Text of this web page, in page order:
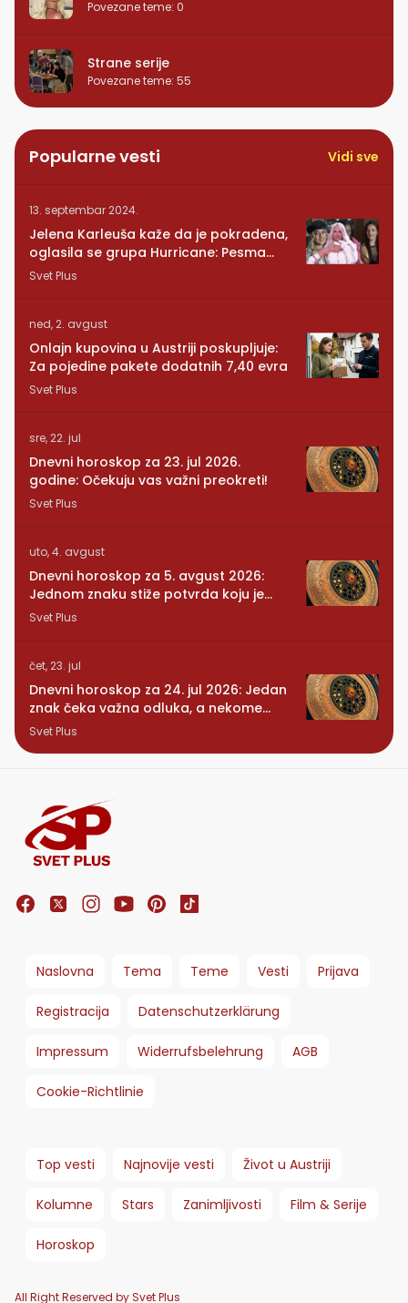
Povezane teme: 0
Strane serije
Povezane teme: 55
Popularne vesti Vidi sve
13. septembar 2024.
Jelena Karleuša kaže da je pokradena,
oglasila se grupa Hurricane: Pesma
RUNDE je naša!
Svet Plus
ned, 2. avgust
Onlajn kupovina u Austriji poskupljuje:
Za pojedine pakete dodatnih 7,40 evra
Svet Plus
sre, 22. jul
Dnevni horoskop za 23. jul 2026.
godine: Očekuju vas važni preokreti!
Svet Plus
uto, 4. avgust
Dnevni horoskop za 5. avgust 2026:
Jednom znaku stiže potvrda koju je
dugo čekao
Svet Plus
čet, 23. jul
Dnevni horoskop za 24. jul 2026: Jedan
znak čeka važna odluka, a nekome
stiže iznenađenje
Svet Plus
Naslovna Tema Teme Vesti Prijava
Registracija Datenschutzerklärung
Impressum Widerrufsbelehrung AGB
Cookie-Richtlinie
Top vesti Najnovije vesti Život u Austriji
Kolumne Stars Zanimljivosti Film & Serije
Horoskop
All Right Reserved by Svet Plus